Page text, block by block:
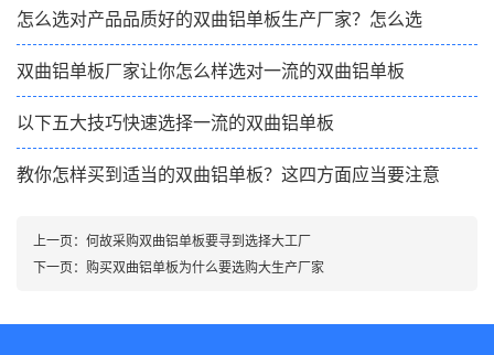
怎么选对产品品质好的双曲铝单板生产厂家？怎么选
双曲铝单板厂家让你怎么样选对一流的双曲铝单板
以下五大技巧快速选择一流的双曲铝单板
教你怎样买到适当的双曲铝单板？这四方面应当要注意
上一页： 何故采购双曲铝单板要寻到选择大工厂
下一页： 购买双曲铝单板为什么要选购大生产厂家